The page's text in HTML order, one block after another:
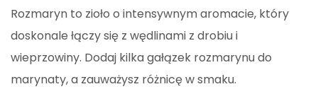
Rozmaryn to zioło o intensywnym aromacie, który
doskonale łączy się z wędlinami z drobiu i
wieprzowiny. Dodaj kilka gałązek rozmarynu do
marynaty, a zauważysz różnicę w smaku.